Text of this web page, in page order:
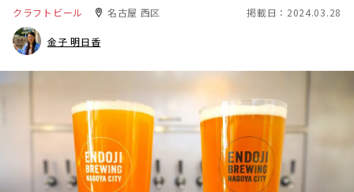
クラフトビール 名古屋 西区 掲載日：2024.03.28
金子 明日香